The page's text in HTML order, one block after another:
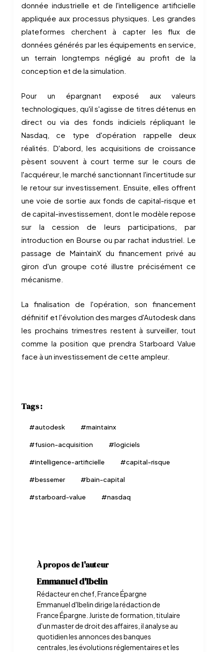
donnée industrielle et de l'intelligence artificielle
appliquée aux processus physiques. Les grandes
plateformes cherchent à capter les flux de
données générés par les équipements en service,
un terrain longtemps négligé au profit de la
conception et de la simulation.
Pour un épargnant exposé aux valeurs
technologiques, qu'il s'agisse de titres détenus en
direct ou via des fonds indiciels répliquant le
Nasdaq, ce type d'opération rappelle deux
réalités. D'abord, les acquisitions de croissance
pèsent souvent à court terme sur le cours de
l'acquéreur, le marché sanctionnant l'incertitude sur
le retour sur investissement. Ensuite, elles offrent
une voie de sortie aux fonds de capital-risque et
de capital-investissement, dont le modèle repose
sur la cession de leurs participations, par
introduction en Bourse ou par rachat industriel. Le
passage de MaintainX du financement privé au
giron d'un groupe coté illustre précisément ce
mécanisme.
La finalisation de l'opération, son financement
définitif et l'évolution des marges d'Autodesk dans
les prochains trimestres restent à surveiller, tout
comme la position que prendra Starboard Value
face à un investissement de cette ampleur.
Tags :
#autodesk #maintainx
#fusion-acquisition #logiciels
#intelligence-artificielle #capital-risque
#bessemer #bain-capital
#starboard-value #nasdaq
À propos de l'auteur
Emmanuel d'Ibelin
Rédacteur en chef, France Épargne
Emmanuel d'Ibelin dirige la rédaction de
France Épargne. Juriste de formation, titulaire
d'un master de droit des affaires, il analyse au
quotidien les annonces des banques
centrales, les évolutions réglementaires et les